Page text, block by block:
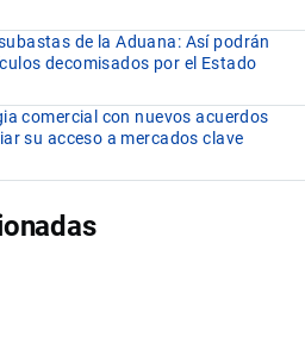
de la Aduana: Así podrán
decomisados por el Estado
comercial con nuevos acuerdos
su acceso a mercados clave